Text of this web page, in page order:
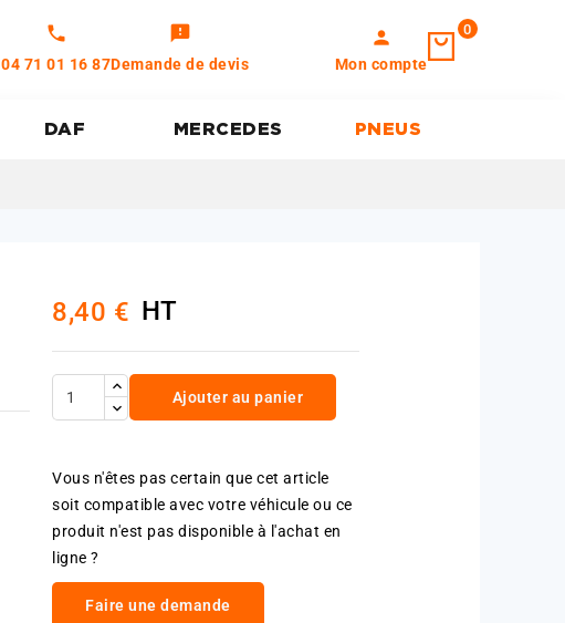
call
04 71 01 16 87
feedback
Demande de devis
person
Mon compte
0
DAF MERCEDES PNEUS
8,40 € HT
Ajouter au panier
Vous n'êtes pas certain que cet article
soit compatible avec votre véhicule ou ce
produit n'est pas disponible à l'achat en
ligne ?
Faire une demande